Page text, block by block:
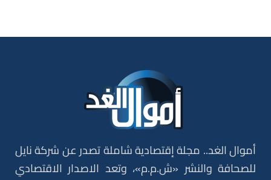
أموال الغد.. مجلة إقتصادية شاملة تصدر عن شركة نايل
للصحافة والنشر «ش.م.م»، وتعد الاصدار الاقتصادي